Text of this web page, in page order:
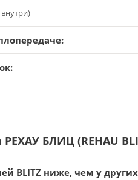
БЛИЦ (REHAU
BLITZ ниже, чем у других